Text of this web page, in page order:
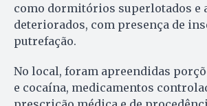
como dormitórios superlotados e
deteriorados, com presença de
putrefação.
No local, foram apreendidas
e cocaína, medicamentos